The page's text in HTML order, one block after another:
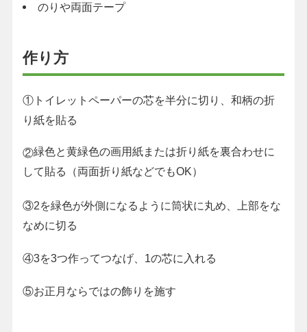
のりや両面テープ
作り方
①トイレットペーパーの芯を半分に切り、和柄の折
り紙を貼る
②緑色と黄緑色の画用紙または折り紙を裏合わせに
して貼る（両面折り紙などでもOK）
③2を緑色が外側になるように筒状に丸め、上部をな
なめに切る
④3を3つ作ってつなげ、1の芯に入れる
⑤お正月ならではの飾りを施す